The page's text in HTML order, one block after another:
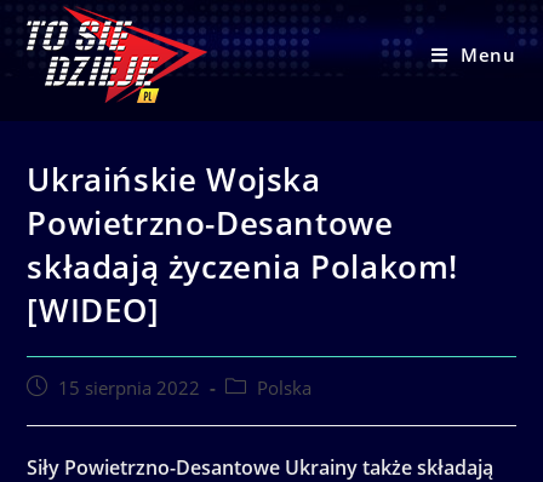
content
Menu
Ukraińskie Wojska
Powietrzno-Desantowe
składają życzenia Polakom!
[WIDEO]
Post15 sierpnia 2022
PostPolska
Siły Powietrzno-Desantowe Ukrainy także składają